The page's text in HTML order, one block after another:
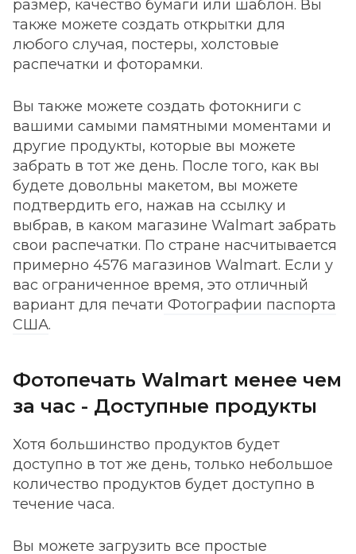
размер, качество бумаги или шаблон. Вы
также можете создать открытки для
любого случая, постеры, холстовые
распечатки и фоторамки.
Вы также можете создать фотокниги с
вашими самыми памятными моментами и
другие продукты, которые вы можете
забрать в тот же день. После того, как вы
будете довольны макетом, вы можете
подтвердить его, нажав на ссылку и
выбрав, в каком магазине Walmart забрать
свои распечатки. По стране насчитывается
примерно 4576 магазинов Walmart. Если у
вас ограниченное время, это отличный
вариант для печати Фотографии паспорта
США.
Фотопечать Walmart менее чем
за час - Доступные продукты
Хотя большинство продуктов будет
доступно в тот же день, только небольшое
количество продуктов будет доступно в
течение часа.
Вы можете загрузить все простые